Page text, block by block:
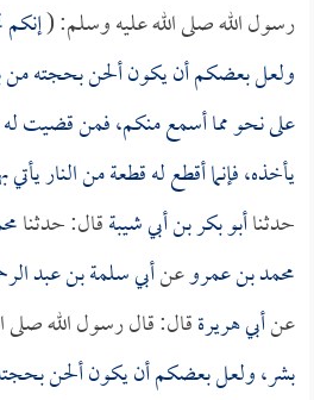
رسول الله صلى الله عليه وسلم: (إنكم
ولعل بعضكم أن يكون ألحن بحجته من
على نحو مما أسمع منكم، فمن قضيت
يأخذه، فإنما أقطع له قطعة من النار يأتي
حدثناأبو بكر بن أبي شيبةقال: حدثنا
محمد بن عمروعنأبي سلمة بن عبد
عنأبي هريرةقال: قال رسول الله صلى
بشر، ولعل بعضكم أن يكون ألحن